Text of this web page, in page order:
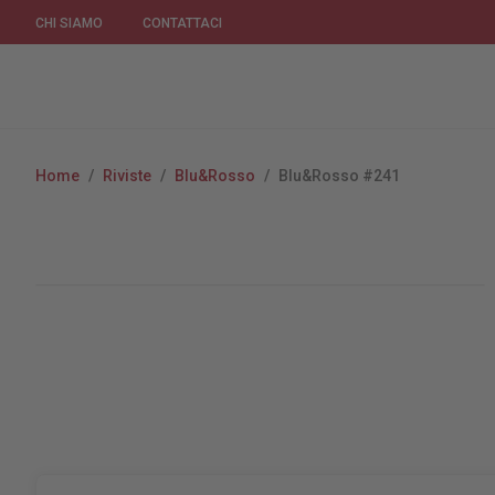
CHI SIAMO CONTATTACI
Home / Riviste / Blu&Rosso / Blu&Rosso #241